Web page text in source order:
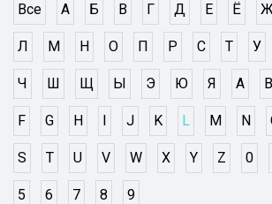
Все А Б В Г Д Е Ё
Л М Н О П Р С Т У
Ч Ш Щ Ы Э Ю Я A B
F G H I J K L M N
S T U V W X Y Z 0
5 6 7 8 9